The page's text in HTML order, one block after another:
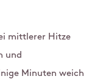
mittlerer Hitze
und
Minuten weich